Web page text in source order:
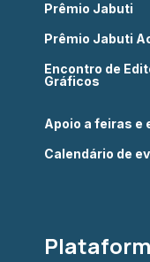
Prêmio Jabuti
Prêmio Jabuti
Encontro de
Gráficos
Apoio a feiras e
Calendário de